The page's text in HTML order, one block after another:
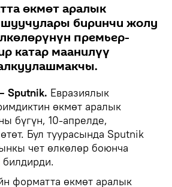
өкмөт аралык
биринчи жолу
премьер-
катар маанилүү
Sputnik. Евразиялык
өкмөт аралык
бүгүн, 10-апрелде,
Бул туурасында Sputnik
чет өлкөлөр боюнча
билдирди.
форматта өкмөт аралык